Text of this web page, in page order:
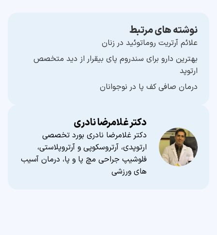
نوشته های مرتبط
علائم آرتریت روماتوئید در زنان
بهترین دارو برای سندروم پای بیقرار از دید متخصص
ارتوپد
درمان صافی کف پا در نوجوانان
دکتر غلامرضا نادری
دکتر غلامرضا نادری بورد تخصصی
ارتوپدی، آرتروسکوپی و آرتروپلاستی،
فلوشیپ جراحی مچ پا و پا، درمان آسیب
های ورزشی